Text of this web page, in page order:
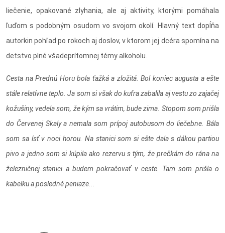
liečenie, opakované zlyhania, ale aj aktivity, ktorými pomáhala
ľuďom s podobným osudom vo svojom okolí. Hlavný text dopĺňa
autorkin pohľad po rokoch aj doslov, v ktorom jej dcéra spomína na
detstvo plné všadeprítomnej témy alkoholu.
Cesta na Prednú Horu bola ťažká a zložitá. Bol koniec augusta a ešte
stále relatívne teplo. Ja som si však do kufra zabalila aj vestu zo zajačej
kožušiny, vedela som, že kým sa vrátim, bude zima. Stopom som prišla
do Červenej Skaly a nemala som prípoj autobusom do liečebne. Bála
som sa ísť v noci horou. Na stanici som si ešte dala s dákou partiou
pivo a jedno som si kúpila ako rezervu s tým, že prečkám do rána na
železničnej stanici a budem pokračovať v ceste. Tam som prišla o
kabelku a posledné peniaze...